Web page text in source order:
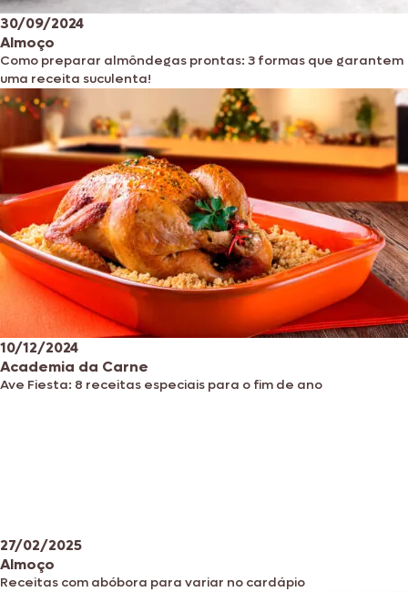
30/09/2024
Almoço
Como preparar almôndegas prontas: 3 formas que garantem
uma receita suculenta!
10/12/2024
Academia da Carne
Ave Fiesta: 8 receitas especiais para o fim de ano
27/02/2025
Almoço
Receitas com abóbora para variar no cardápio